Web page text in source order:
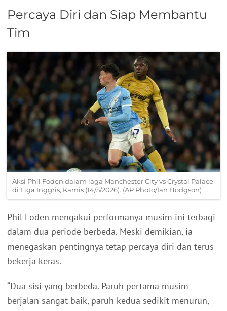
Percaya Diri dan Siap Membantu
Tim
Aksi Phil Foden dalam laga Manchester City vs Crystal Palace
di Liga Inggris, Kamis (14/5/2026). (AP Photo/Ian Hodgson)
Phil Foden mengakui performanya musim ini terbagi
dalam dua periode berbeda. Meski demikian, ia
menegaskan pentingnya tetap percaya diri dan terus
bekerja keras.
“Dua sisi yang berbeda. Paruh pertama musim
berjalan sangat baik, paruh kedua sedikit menurun,